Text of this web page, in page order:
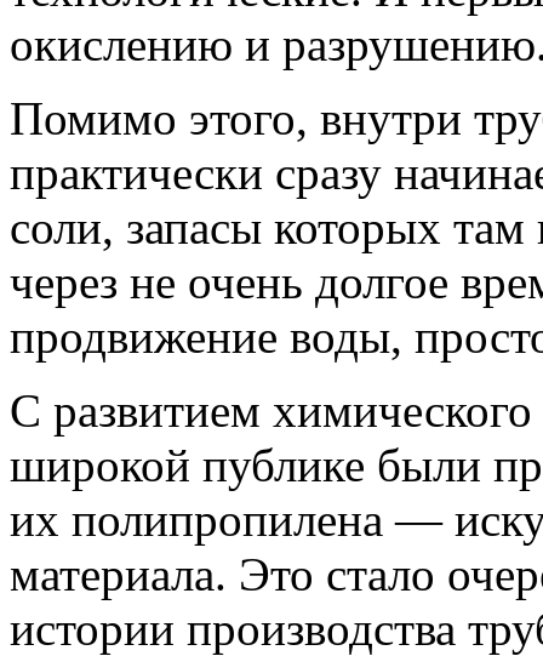
окислению и
Помимо этого, внутри
практически сразу
соли, запасы которых
через не очень долгое
продвижение воды,
С развитием
широкой публике были
их полипропилена —
материала. Это стало
истории производства